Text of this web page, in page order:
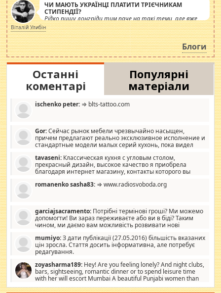
ЧИ МАЮТЬ УКРАЇНЦІ ПЛАТИТИ ТРІЄЧНИКАМ
СТИПЕНДІЇ?
Рідко пишу лонгріди тим паче на такі теми, але вже
просто дістало! Обурюють сьогоднішні інсенуації
навколо стипендіального питання. Штучно
роздувається ще одна соціальна катастрофа.
Віталій Улибін
Блоги
Останні
коментарі
Популярні
матеріали
ischenko peter: ⇒ blts-tattoo.com
Gor:Сейчас рынок мебели чрезвычайно насыщен,
причем предлагают реально эксклюзивное исполнение и
стандартные модели малых серий кухонь, пока видел
стандартные формы, в MebelOk, креативненько и что главное -
со вкусом все в порядке, без ненужных наворотов удорожающих
мебель, а это не последний фактор.
tavaseni: Классическая кухня с угловым столом,
прекрасный дизайн, высокое качество я приобрела
благодаря интернет магазину, контакты которого вы
romanenko sasha83: ⇒ www.radiosvoboda.org
garciajsacramento: Потрібні термінові гроші? Ми можемо
допомогти! Ви зараз переживаєте або ви в біді? Таким
чином, ми даємо вам можливість розвивати нові
допомагати людям, які намагаються дати їм шанс. Кожен
заслуговує на другий шанс, і, оскільки влада не зможе, вони
повинні приймати від інших. Для нас нема багато суми, і зрілість
витрат, а тільки узгоджених сум і нічого іншого. Не чекайте і не
коментуйте цей пост. Введіть суму, яку ви хочете подати, і ми
зв'яжемося з вами з усіма варіантами. зв'яжіться з нами
сьогодні на garciajsacramento@gmail.com Вам потрібні термінові
mumiyo:З дати публікації (27.05.2016) більшість вказаних
цін зросла. Стаття досить інформативна, але потребує
редагування.
zoyasharma189: Hey! Are you feeling lonely? And night clubs,
bars, sightseeing, romantic dinner or to spend leisure time
with her will escort Mumbai A beautiful Punjabi women than
sexy escort companion in arms that you guys feel like 5 star luxury